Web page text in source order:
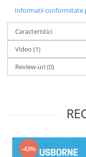
Informatii conformitate
Caracteristici
Video (1)
Review-uri(0)
-43%